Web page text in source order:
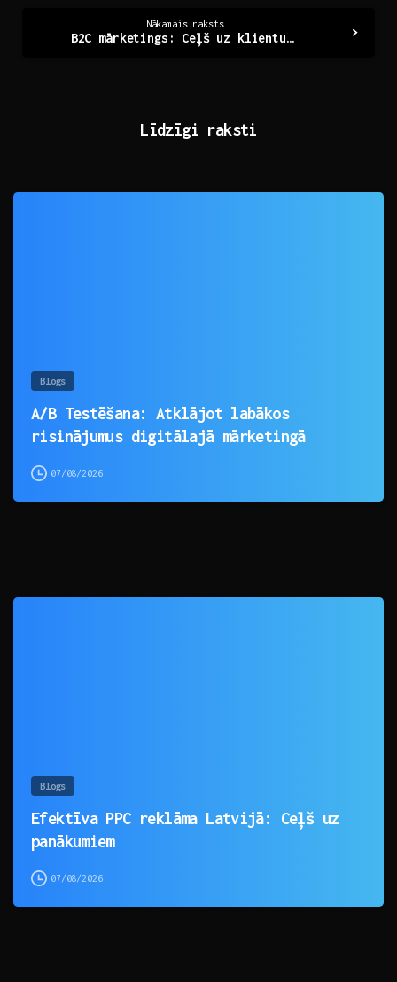
Nākamais raksts
B2C mārketings: Ceļš uz klientu sirdīm un prātiem
Līdzīgi raksti
Blogs
A/B Testēšana: Atklājot labākos
risinājumus digitālajā mārketingā
07/08/2026
Blogs
Efektīva PPC reklāma Latvijā: Ceļš uz
panākumiem
07/08/2026